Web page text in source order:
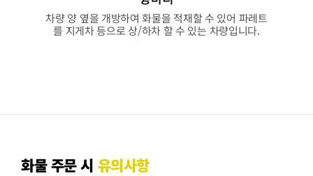
차량 양 옆을 개방하여 화물을 적재할 수 있어 파레트
를 지게차 등으로 상/하차 할 수 있는 차량입니다.
화물 주문 시 유의사항